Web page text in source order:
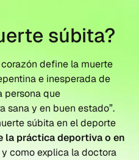
súbita?
define la muerte
e inesperada de
persona que
sana y en buen estado”.
súbita en el deporte
la práctica deportiva o en
y como explica la doctora